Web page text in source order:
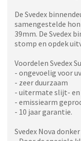
De Svedex
samengestelde
39mm. De Svedex
stomp en opdek
Voordelen Svedex
- ongevoelig voor
- zeer duurzaam
- uitermate slijt- en
- emissiearm
- 10 jaar garantie.
Svedex Nova